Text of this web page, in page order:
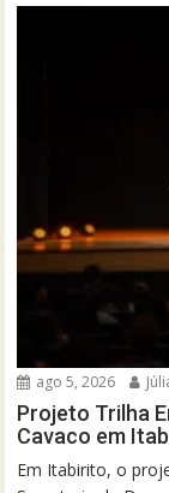
ago 5, 2026
Projeto Trilha
Cavaco em
Em Itabirito, o